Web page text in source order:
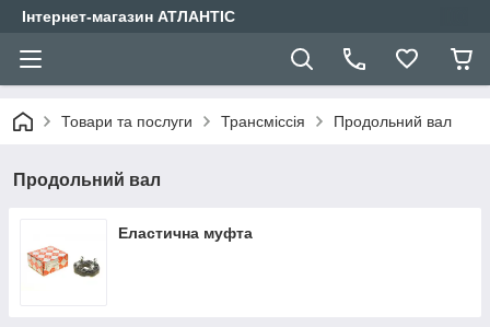
Інтернет-магазин АТЛАНТІС
Товари та послуги Трансміссія Продольний вал
Продольний вал
Еластична муфта